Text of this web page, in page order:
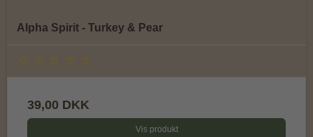
Alpha Spirit - Turkey & Pear
39,00 DKK
Vis produkt